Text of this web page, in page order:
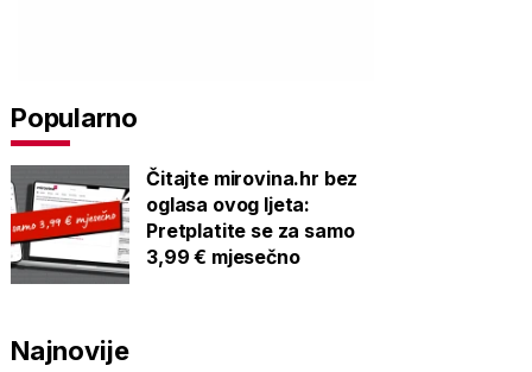
Popularno
Čitajte mirovina.hr bez
oglasa ovog ljeta:
Pretplatite se za samo
3,99 € mjesečno
Najnovije